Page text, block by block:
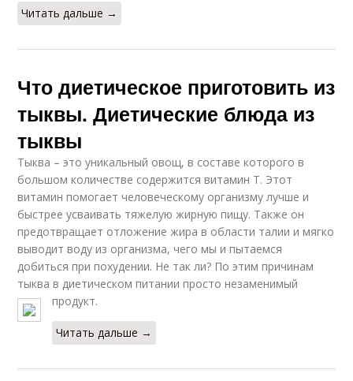
Читать дальше →
Что диетическое приготовить из
тыквы. Диетические блюда из
тыквы
Тыква – это уникальный овощ, в составе которого в
большом количестве содержится витамин Т. Этот
витамин помогает человеческому организму лучше и
быстрее усваивать тяжелую жирную пищу. Также он
предотвращает отложение жира в области талии и мягко
выводит воду из организма, чего мы и пытаемся
добиться при похудении. Не так ли? По этим причинам
тыква в диетическом питании просто незаменимый
продукт.
Читать дальше →